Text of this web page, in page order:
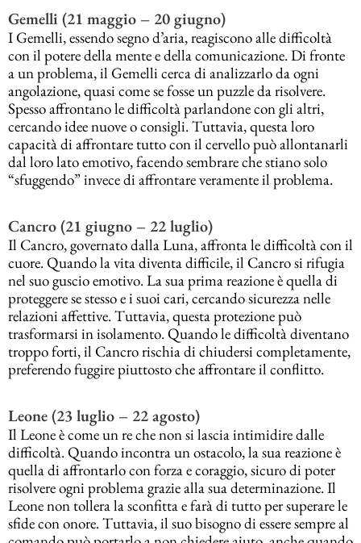
Gemelli (21 maggio – 20 giugno)
I Gemelli, essendo segno d’aria, reagiscono alle difficoltà
con il potere della mente e della comunicazione. Di fronte
a un problema, il Gemelli cerca di analizzarlo da ogni
angolazione, quasi come se fosse un puzzle da risolvere.
Spesso affrontano le difficoltà parlandone con gli altri,
cercando idee nuove o consigli. Tuttavia, questa loro
capacità di affrontare tutto con il cervello può allontanarli
dal loro lato emotivo, facendo sembrare che stiano solo
“sfuggendo” invece di affrontare veramente il problema.
Cancro (21 giugno – 22 luglio)
Il Cancro, governato dalla Luna, affronta le difficoltà con il
cuore. Quando la vita diventa difficile, il Cancro si rifugia
nel suo guscio emotivo. La sua prima reazione è quella di
proteggere se stesso e i suoi cari, cercando sicurezza nelle
relazioni affettive. Tuttavia, questa protezione può
trasformarsi in isolamento. Quando le difficoltà diventano
troppo forti, il Cancro rischia di chiudersi completamente,
preferendo fuggire piuttosto che affrontare il conflitto.
Leone (23 luglio – 22 agosto)
Il Leone è come un re che non si lascia intimidire dalle
difficoltà. Quando incontra un ostacolo, la sua reazione è
quella di affrontarlo con forza e coraggio, sicuro di poter
risolvere ogni problema grazie alla sua determinazione. Il
Leone non tollera la sconfitta e farà di tutto per superare le
sfide con onore. Tuttavia, il suo bisogno di essere sempre al